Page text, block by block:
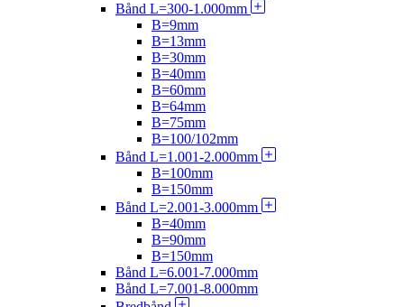
Bånd L=300-1.000mm
B=9mm
B=13mm
B=30mm
B=40mm
B=60mm
B=64mm
B=75mm
B=100/102mm
Bånd L=1.001-2.000mm
B=100mm
B=150mm
Bånd L=2.001-3.000mm
B=40mm
B=90mm
B=150mm
Bånd L=6.001-7.000mm
Bånd L=7.001-8.000mm